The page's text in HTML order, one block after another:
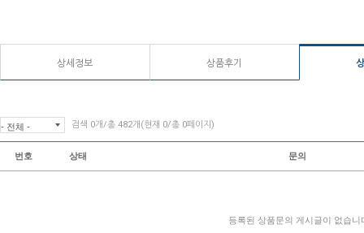
상세정보 상품후기